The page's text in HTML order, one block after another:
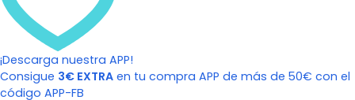
¡Descarga nuestra APP!
Consigue 3€ EXTRA en tu compra APP de más de 50€ con el
código APP-FB